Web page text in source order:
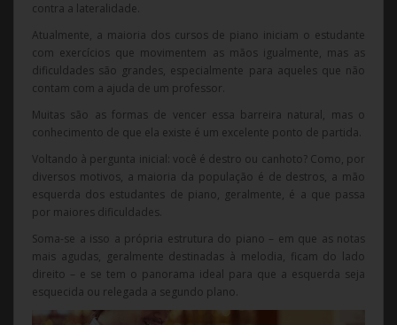
contra a lateralidade.
Atualmente, a maioria dos cursos de piano iniciam o estudante
com exercícios que movimentem as mãos igualmente, mas as
dificuldades são grandes, especialmente para aqueles que não
contam com a ajuda de um professor.
Muitas são as formas de vencer essa barreira natural, mas o
conhecimento de que ela existe é um excelente ponto de partida.
Voltando à pergunta inicial: você é destro ou canhoto? Como, por
diversos motivos, a maioria da população é de destros, a mão
esquerda dos estudantes de piano, geralmente, é a que passa
por maiores dificuldades.
Soma-se a isso a própria estrutura do piano – em que as notas
mais agudas, geralmente destinadas à melodia, ficam do lado
direito – e se tem o panorama ideal para que a esquerda seja
esquecida ou relegada a segundo plano.